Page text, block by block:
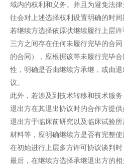
域内的权利和义务。并且为避免法
往会对上述选择权利设置明确的时间
若继续方选择依原状继续履行上层
三方之间存在任何未履行完毕的合
的合同），应根据该等未履行完毕
性，明确是否由继续方承继，或由
议。
此外，若涉及到技术转移和技术服
退出方在其退出协议时的合作方提
退出方于临床前研究以及临床试验
材料等，应明确继续方是否有完整
在初始进行上层多方许可协议谈判时
最后，在继续方选择承继退出方的